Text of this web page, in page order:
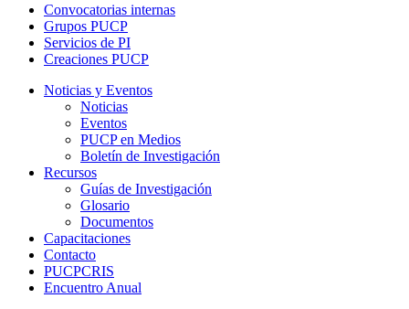
Convocatorias internas
Grupos PUCP
Servicios de PI
Creaciones PUCP
Noticias y Eventos
Noticias
Eventos
PUCP en Medios
Boletín de Investigación
Recursos
Guías de Investigación
Glosario
Documentos
Capacitaciones
Contacto
PUCPCRIS
Encuentro Anual